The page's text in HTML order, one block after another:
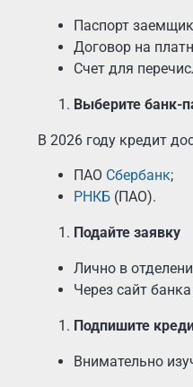
Паспорт
Договор на
Счет для
Выберите банк-
В 2026 году кредит
ПАО Сбербанк;
РНКБ (ПАО).
Подайте заявку
Лично в
Через сайт
Подпишите
Внимательно